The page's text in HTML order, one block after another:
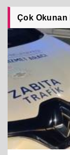
Çok Okunan